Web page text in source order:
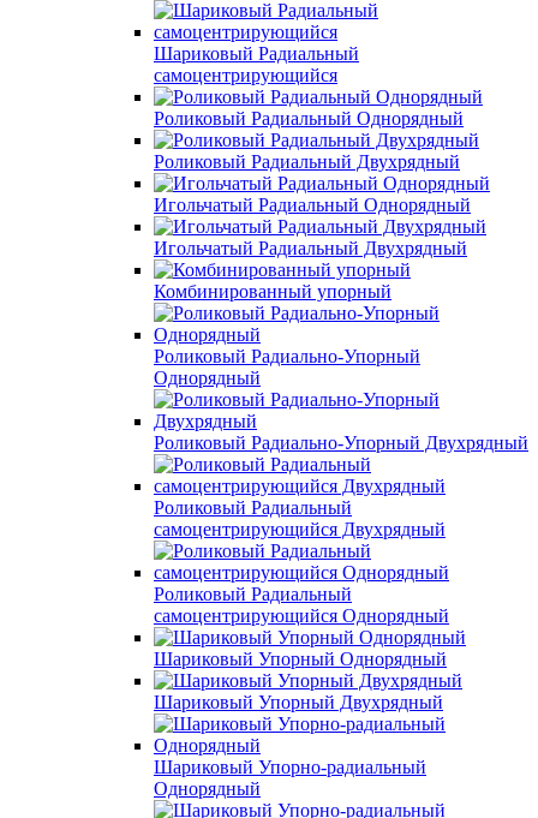
Шариковый Радиальный
самоцентрирующийся
Роликовый Радиальный Однорядный
Роликовый Радиальный Двухрядный
Игольчатый Радиальный Однорядный
Игольчатый Радиальный Двухрядный
Комбинированный упорный
Роликовый Радиально-Упорный
Однорядный
Роликовый Радиально-Упорный Двухрядный
Роликовый Радиальный
самоцентрирующийся Двухрядный
Роликовый Радиальный
самоцентрирующийся Однорядный
Шариковый Упорный Однорядный
Шариковый Упорный Двухрядный
Шариковый Упорно-радиальный
Однорядный